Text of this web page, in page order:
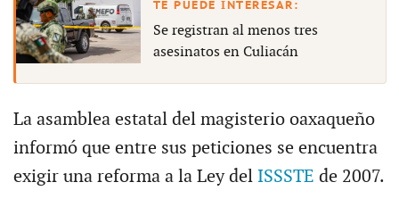
Se registran al menos tres
asesinatos en Culiacán
La asamblea estatal del magisterio oaxaqueño
informó que entre sus peticiones se encuentra
exigir una reforma a la Ley del ISSSTE de 2007.